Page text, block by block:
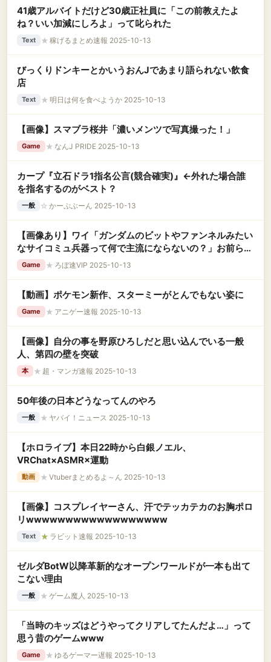
41歳アルバイトだけど30歳正社員に「この前教えたよ
ね？いい加減にしろよ」って叱られた
Text ★ 稼げるまとめ速報 2025-10-13
びっくりドンキーとかいうおんJであまり語られない飲食
店
Text ★ 明日は何を食べようか 2025-10-13
【画像】スマブラ桜井「濃いメンツで写真撮った！」
Game ★ なんJ PRIDE 2025-10-13
カープ『立石ドラ1指名公言(競合確実)』←外れた場合誰
を指名するのがベスト？
一般 ☆ かーぷぶーん 2025-10-13
【画像あり】ワイ「ガンダムのビットやファンネルみたい
なサイコミュ兵器って何で主流にならないの？」お前ら
「主流になる程使えるパイロットが多くない」←これ
Game ★ ろぼ速VIP 2025-10-13
【動画】ポケモン新作、スターミーがとんでもない姿に
Game ★ アニゲー速報 2025-10-13
【画像】自分の事を野原ひろしだと思い込んでいる一般
人、第四の壁を突破
本 ★ 超・マンガ速報 2025-10-13
50年後の日本どうなってんのやろ
一般 ★ ヤバイ！ニュース 2025-10-13
【ホロライブ】本日22時から白銀ノエル、
VRChat×ASMR×運動
動画 ★ Vtuberまとめるよ～ん 2025-10-13
【画像】コスプレイヤーさん、汗でテッカテカのお胸ポロ
リwwwwwwwwwwwwwwwwww
Text ★ ラビット速報 2025-10-13
ゼルダBotW以降革新的なオープンワールドが一本も出て
こない理由
一般 ★ ゲーム魔人 2025-10-13
「当時のキッズはどうやってクリアしてたんだよ…」って
思う昔のゲームwww
Game ★ ゆるゲーマー遅報 2025-10-13